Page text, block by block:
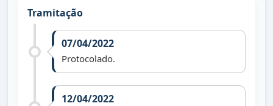
Tramitação
07/04/2022
Protocolado.
12/04/2022